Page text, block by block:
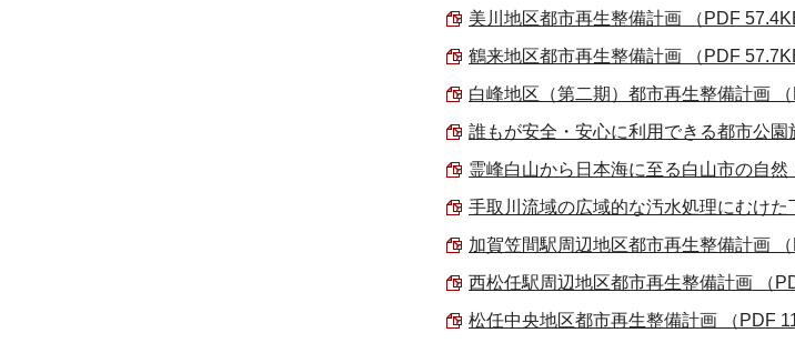
美川地区都市再生整備計画 （PDF
鶴来地区都市再生整備計画 （PDF
白峰地区（第二期）都市再生整備計画 （
誰もが安全・安心に利用できる都市公園
霊峰白山から日本海に至る白山市の自
手取川流域の広域的な汚水処理にむけた
加賀笠間駅周辺地区都市再生整備計画 （
西松任駅周辺地区都市再生整備計画 （
松任中央地区都市再生整備計画 （PDF